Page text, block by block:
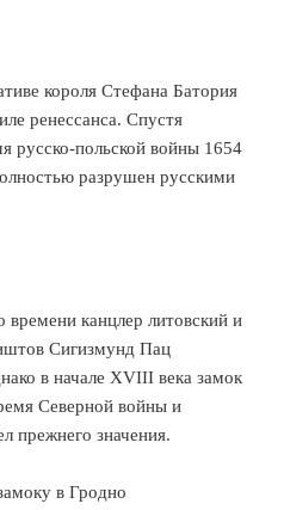
короля Стефана Батория
ренессанса. Спустя
русско-польской войны 1654
разрушен русскими
канцлер литовский и
Сигизмунд Пац
в начале XVIII века замок
Северной войны и
прежнего значения.